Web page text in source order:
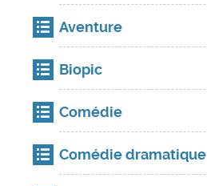
Aventure
Biopic
Comédie
Comédie dramatique